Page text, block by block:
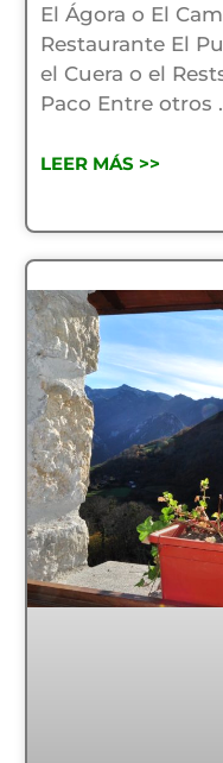
El Ágora o El
Restaurante El
el Cuera o el
Paco Entre otros
LEER MÁS >>